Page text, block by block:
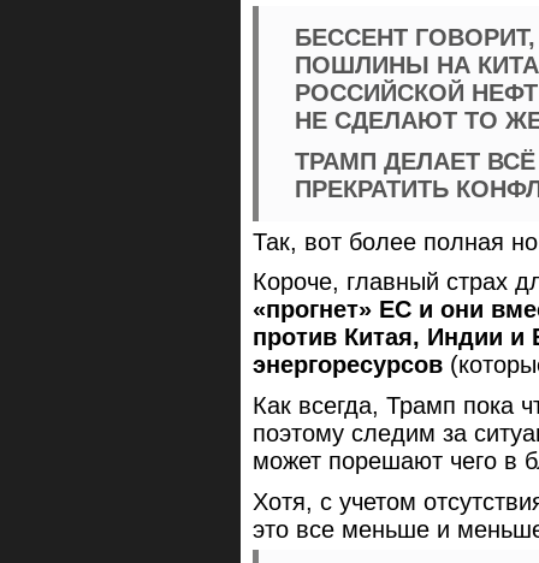
БЕССЕНТ
ПОШЛИНЫ НА
РОССИЙСКОЙ
НЕ СДЕЛАЮТ ТО
ТРАМП ДЕЛАЕТ
ПРЕКРАТИТЬ
Так, вот более полная
Короче, главный страх
«прогнет» ЕС и они
против Китая, Индии и
энергоресурсов
Как всегда, Трамп пока
поэтому следим за
может порешают чего
Хотя, с учетом
это все меньше и